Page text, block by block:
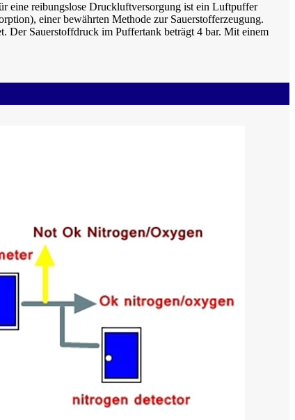
eine reibungslose Druckluftversorgung ist ein Luftpuffer
einer bewährten Methode zur Sauerstofferzeugung.
Der Sauerstoffdruck im Puffertank beträgt 4 bar. Mit einem